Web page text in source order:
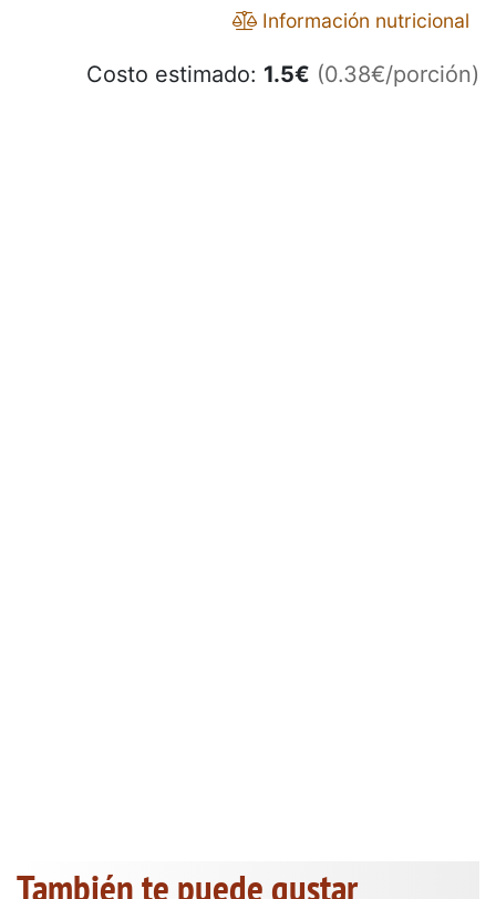
Información nutricional
Costo estimado: 1.5€ (0.38€/porción)
También te puede gustar